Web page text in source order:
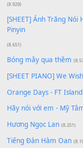
Có Em Đời Bỗng Vui
Cơn Mơ Băng Giá
Lãng Quên Chiều
zǒu - 其实不想走
[SHEET] Ánh Trăng
Pinyin
(8.651)